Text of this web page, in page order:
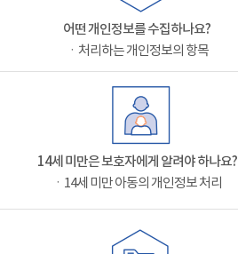
어떤 개인정보를 수집하나요?
ㆍ처리하는 개인정보의 항목
14세 미만은 보호자에게 알려야 하나요?
ㆍ14세 미만 아동의 개인정보 처리